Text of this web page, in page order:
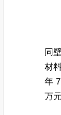
同
材
年
万元